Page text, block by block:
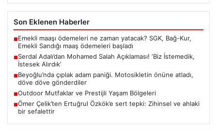
Son Eklenen Haberler
■Emekli maaşı ödemeleri ne zaman yatacak? SGK, Bağ-Kur,
Emekli Sandığı maaş ödemeleri başladı
■Serdal Adalı’dan Mohamed Salah Açıklaması! ‘Biz İstemedik,
İstesek Alırdık’
■Beyoğlu’nda çıplak adam paniği. Motosikletin önüne atladı,
döve döve gönderdiler
■Outdoor Mutfaklar ve Prestijli Yaşam Bölgeleri
■Ömer Çelik’ten Ertuğrul Özkök’e sert tepki: Zihinsel ve ahlaki
bir sefalettir